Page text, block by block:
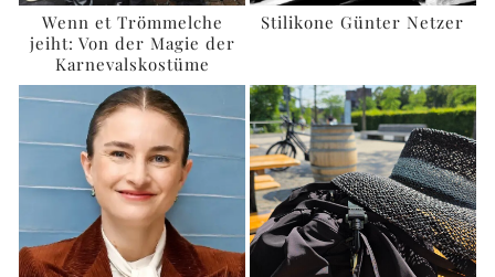
Wenn et Trömmelche
jeiht: Von der Magie der
Karnevalskostüme
Stilikone Günter Netzer